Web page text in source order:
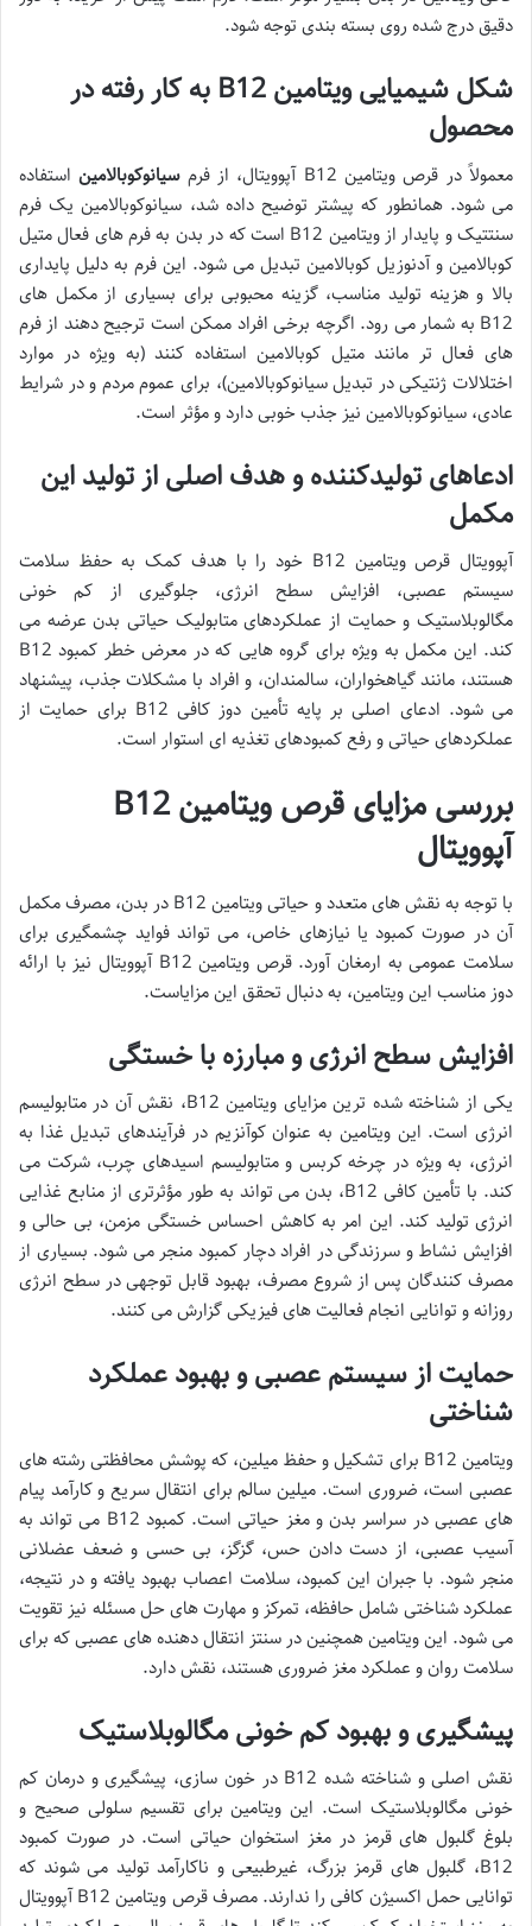
دقیق درج شده روی بسته بندی توجه شود.
شکل شیمیایی ویتامین B12 به کار رفته در
محصول
معمولاً در قرص ویتامین B12 آپوویتال، از فرم سیانوکوبالامیناستفاده
می شود. همانطور که پیشتر توضیح داده شد، سیانوکوبالامین یک فرم
سنتتیک و پایدار از ویتامین B12 است که در بدن به فرم های فعال متیل
کوبالامین و آدنوزیل کوبالامین تبدیل می شود. این فرم به دلیل پایداری
بالا و هزینه تولید مناسب، گزینه محبوبی برای بسیاری از مکمل های
B12 به شمار می رود. اگرچه برخی افراد ممکن است ترجیح دهند از فرم
های فعال تر مانند متیل کوبالامین استفاده کنند (به ویژه در موارد
اختلالات ژنتیکی در تبدیل سیانوکوبالامین)، برای عموم مردم و در شرایط
عادی، سیانوکوبالامین نیز جذب خوبی دارد و مؤثر است.
ادعاهای تولیدکننده و هدف اصلی از تولید این
مکمل
آپوویتال قرص ویتامین B12 خود را با هدف کمک به حفظ سلامت
سیستم عصبی، افزایش سطح انرژی، جلوگیری از کم خونی
مگالوبلاستیک و حمایت از عملکردهای متابولیک حیاتی بدن عرضه می
کند. این مکمل به ویژه برای گروه هایی که در معرض خطر کمبود B12
هستند، مانند گیاهخواران، سالمندان، و افراد با مشکلات جذب، پیشنهاد
می شود. ادعای اصلی بر پایه تأمین دوز کافی B12 برای حمایت از
عملکردهای حیاتی و رفع کمبودهای تغذیه ای استوار است.
بررسی مزایای قرص ویتامین B12
آپوویتال
با توجه به نقش های متعدد و حیاتی ویتامین B12 در بدن، مصرف مکمل
آن در صورت کمبود یا نیازهای خاص، می تواند فواید چشمگیری برای
سلامت عمومی به ارمغان آورد. قرص ویتامین B12 آپوویتال نیز با ارائه
دوز مناسب این ویتامین، به دنبال تحقق این مزایاست.
افزایش سطح انرژی و مبارزه با خستگی
یکی از شناخته شده ترین مزایای ویتامین B12، نقش آن در متابولیسم
انرژی است. این ویتامین به عنوان کوآنزیم در فرآیندهای تبدیل غذا به
انرژی، به ویژه در چرخه کربس و متابولیسم اسیدهای چرب، شرکت می
کند. با تأمین کافی B12، بدن می تواند به طور مؤثرتری از منابع غذایی
انرژی تولید کند. این امر به کاهش احساس خستگی مزمن، بی حالی و
افزایش نشاط و سرزندگی در افراد دچار کمبود منجر می شود. بسیاری از
مصرف کنندگان پس از شروع مصرف، بهبود قابل توجهی در سطح انرژی
روزانه و توانایی انجام فعالیت های فیزیکی گزارش می کنند.
حمایت از سیستم عصبی و بهبود عملکرد
شناختی
ویتامین B12 برای تشکیل و حفظ میلین، که پوشش محافظتی رشته های
عصبی است، ضروری است. میلین سالم برای انتقال سریع و کارآمد پیام
های عصبی در سراسر بدن و مغز حیاتی است. کمبود B12 می تواند به
آسیب عصبی، از دست دادن حس، گزگز، بی حسی و ضعف عضلانی
منجر شود. با جبران این کمبود، سلامت اعصاب بهبود یافته و در نتیجه،
عملکرد شناختی شامل حافظه، تمرکز و مهارت های حل مسئله نیز تقویت
می شود. این ویتامین همچنین در سنتز انتقال دهنده های عصبی که برای
سلامت روان و عملکرد مغز ضروری هستند، نقش دارد.
پیشگیری و بهبود کم خونی مگالوبلاستیک
نقش اصلی و شناخته شده B12 در خون سازی، پیشگیری و درمان کم
خونی مگالوبلاستیک است. این ویتامین برای تقسیم سلولی صحیح و
بلوغ گلبول های قرمز در مغز استخوان حیاتی است. در صورت کمبود
B12، گلبول های قرمز بزرگ، غیرطبیعی و ناکارآمد تولید می شوند که
توانایی حمل اکسیژن کافی را ندارند. مصرف قرص ویتامین B12 آپوویتال